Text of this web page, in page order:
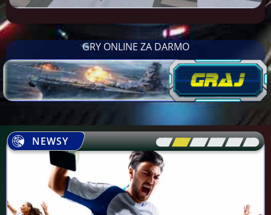
GRY ONLINE ZA DARMO
NEWSY [\ \\ \\ \\ \\ \]